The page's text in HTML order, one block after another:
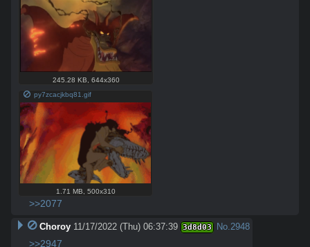
245.28 KB, 644x360
py7zcacjkbq81.gif
1.71 MB 500x310
>>2077
Choroy 11/17/2022 (Thu) 06:37:39 3d8d03 No.2948
>>2947